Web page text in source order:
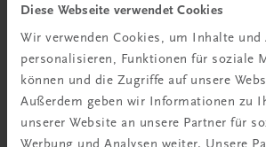
Diese Webseite verwendet Cookies
Wir verwenden Cookies, um Inhalte und
personalisieren, Funktionen für soziale
können und die Zugriffe auf unsere
Außerdem geben wir Informationen zu
unserer Website an unsere Partner für
Werbung und Analysen weiter. Unsere
Neu in der DigiBox